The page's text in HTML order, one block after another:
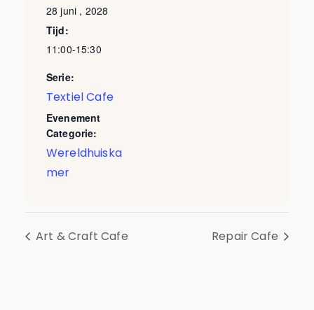
28 juni , 2028
Tijd:
11:00-15:30
Serie:
Textiel Cafe
Evenement
Categorie:
Wereldhuiska
mer
Art & Craft Cafe Repair Cafe